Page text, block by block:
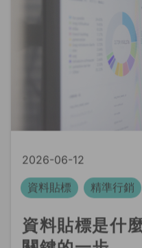
資料貼標是什
關鍵的一步
廣告預算越投越高，
解資料貼標的核心概念